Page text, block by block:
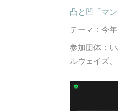
凸と凹「マ
テーマ：今
参加団体：
ルウェイズ